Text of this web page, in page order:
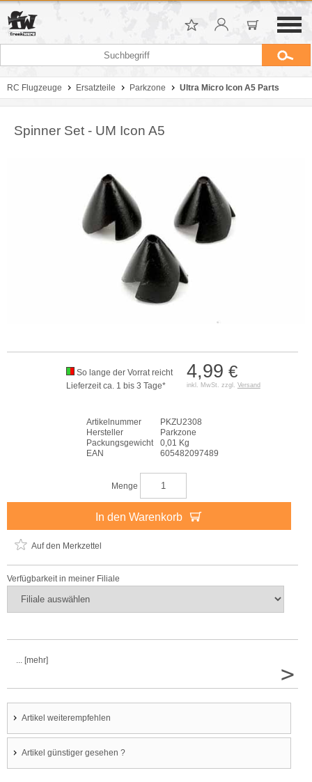
RC Flugzeuge Ersatzteile Parkzone Ultra Micro Icon A5 Parts
Spinner Set - UM Icon A5
4,99 €
inkl. MwSt. zzgl. Versand
So lange der Vorrat reicht
Lieferzeit ca. 1 bis 3 Tage*
Artikelnummer
PKZU2308
Hersteller
Parkzone
Packungsgewicht
0,01 Kg
EAN
605482097489
Menge
In den Warenkorb
Auf den Merkzettel
Verfügbarkeit in meiner Filiale
... [mehr]
>
Artikel weiterempfehlen
Artikel günstiger gesehen ?